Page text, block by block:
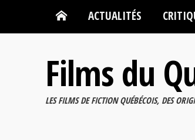
ACTUALITÉS
Films du
LES FILMS DE FICTION QUÉBÉCOIS, DES